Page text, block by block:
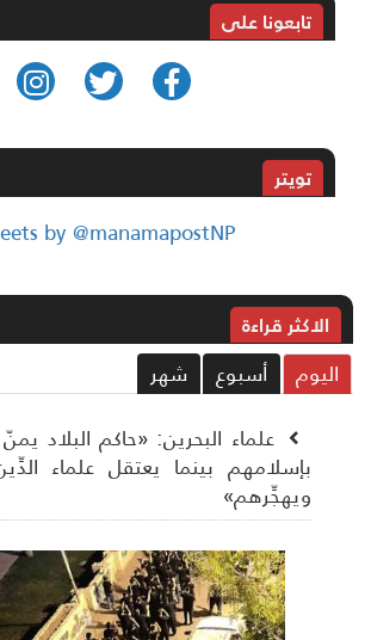
تابعونا على
تويتر
Tweets by @manamapostNP
الاکثر قراءة
أسبوع شهر
علماء البحرين: «حاكم البلاد يمنّ
بإسلامهم بينما يعتقل علماء الدِّين
ويهجِّرهم»